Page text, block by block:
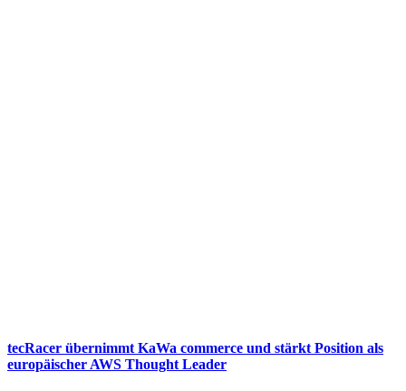
tecRacer übernimmt KaWa commerce und stärkt Position als
europäischer AWS Thought Leader